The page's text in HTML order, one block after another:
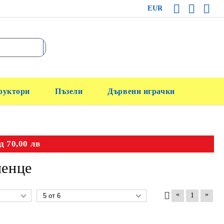
EUR
Пъзели Дървени играчки
70,00 лв
« 1 »